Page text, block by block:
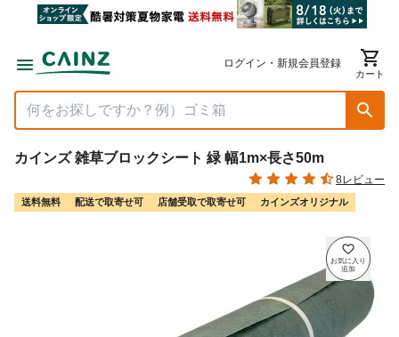
ログイン・新規会員登録
カート
カインズ 雑草ブロックシート 緑 幅1m×長さ50m
8レビュー
送料無料 配送で取寄せ可 店舗受取で取寄せ可 カインズオリジナル